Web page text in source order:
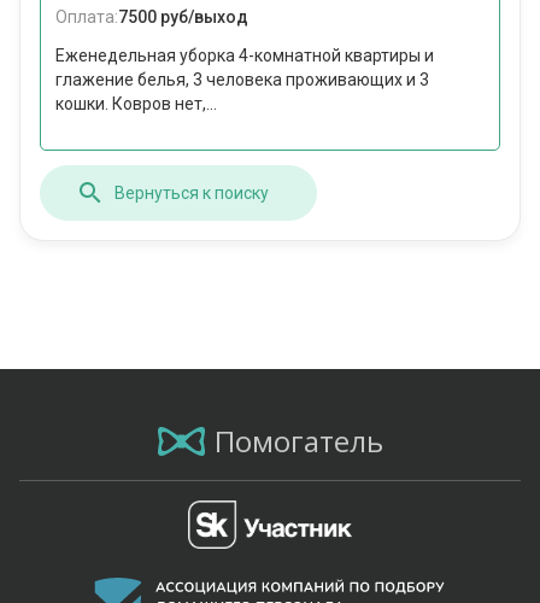
Оплата:7500 руб/выход
Еженедельная уборка 4-комнатной квартиры и
глажение белья, 3 человека проживающих и 3
кошки. Ковров нет,...
Вернуться к поиску
Помогатель